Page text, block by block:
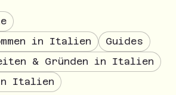
in Italien
Guides
& Gründen in Italien
Italien